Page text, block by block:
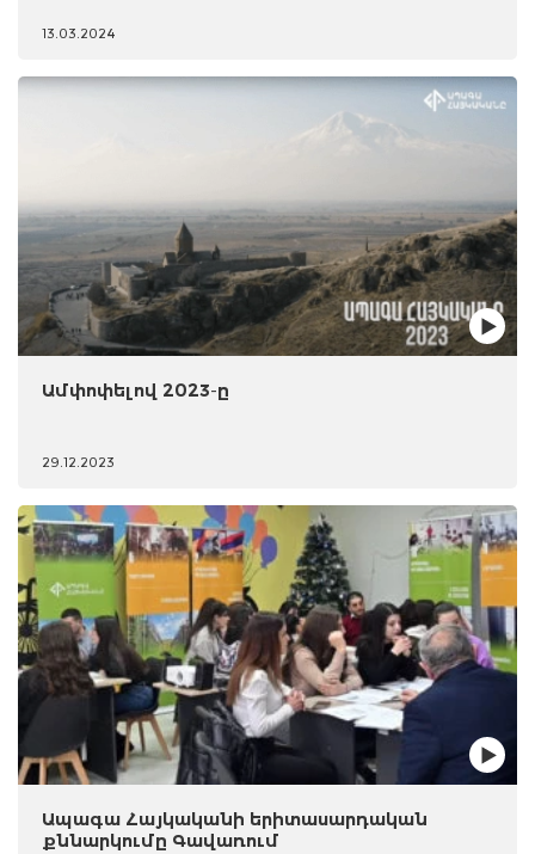
13.03.2024
Ամփոփելով 2023-ը
29.12.2023
Ապագա Հայկականի երիտասարդական
քննարկումը Գավառում